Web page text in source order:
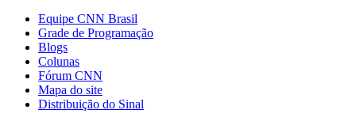
Equipe CNN Brasil
Grade de Programação
Blogs
Colunas
Fórum CNN
Mapa do site
Distribuição do Sinal